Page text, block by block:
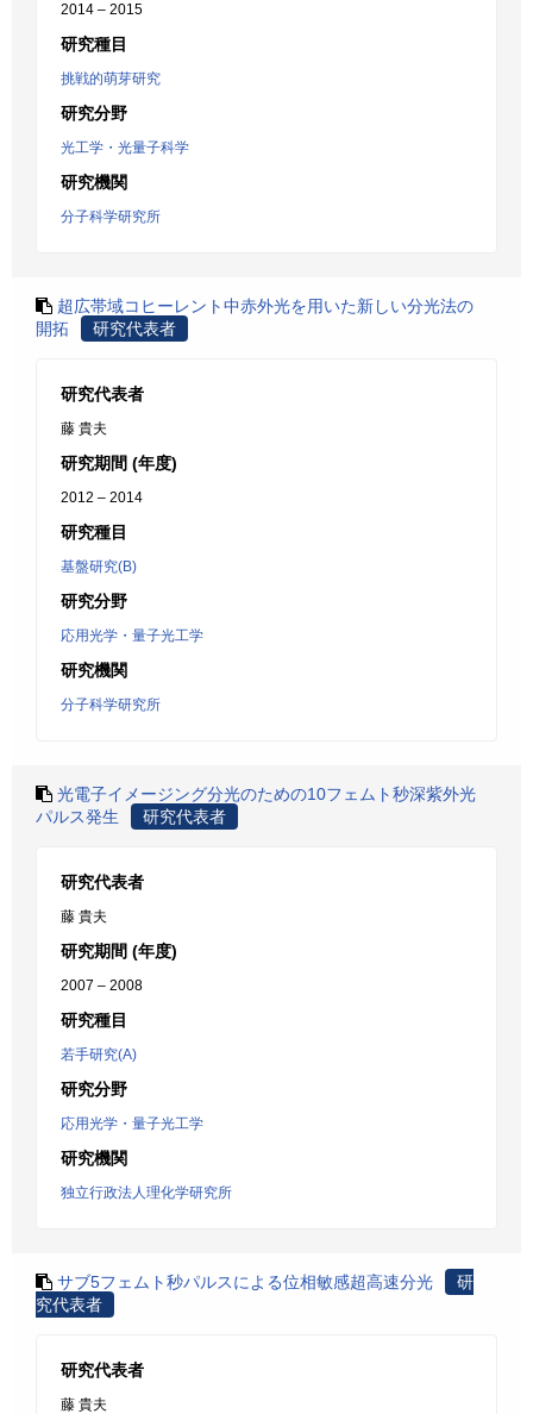
2014 – 2015
研究種目
挑戦的萌芽研究
研究分野
光工学・光量子科学
研究機関
分子科学研究所
超広帯域コヒーレント中赤外光を用いた新しい分光法の
開拓
研究代表者
研究代表者
藤 貴夫
研究期間 (年度)
2012 – 2014
研究種目
基盤研究(B)
研究分野
応用光学・量子光工学
研究機関
分子科学研究所
光電子イメージング分光のための10フェムト秒深紫外光
パルス発生
研究代表者
研究代表者
藤 貴夫
研究期間 (年度)
2007 – 2008
研究種目
若手研究(A)
研究分野
応用光学・量子光工学
研究機関
独立行政法人理化学研究所
サブ5フェムト秒パルスによる位相敏感超高速分光
研
究代表者
研究代表者
藤 貴夫